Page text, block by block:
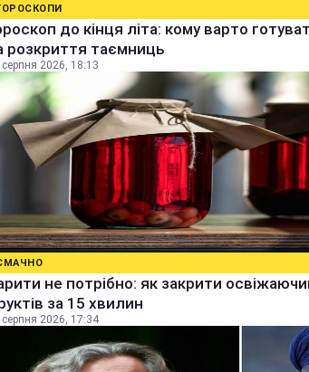
до кінця літа: кому варто
розкриття таємниць
серпня 2026, 18:13
не потрібно: як закрити
за 15 хвилин
серпня 2026, 17:34